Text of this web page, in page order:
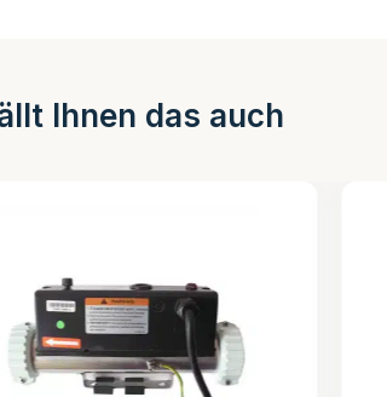
Ihnen das auch